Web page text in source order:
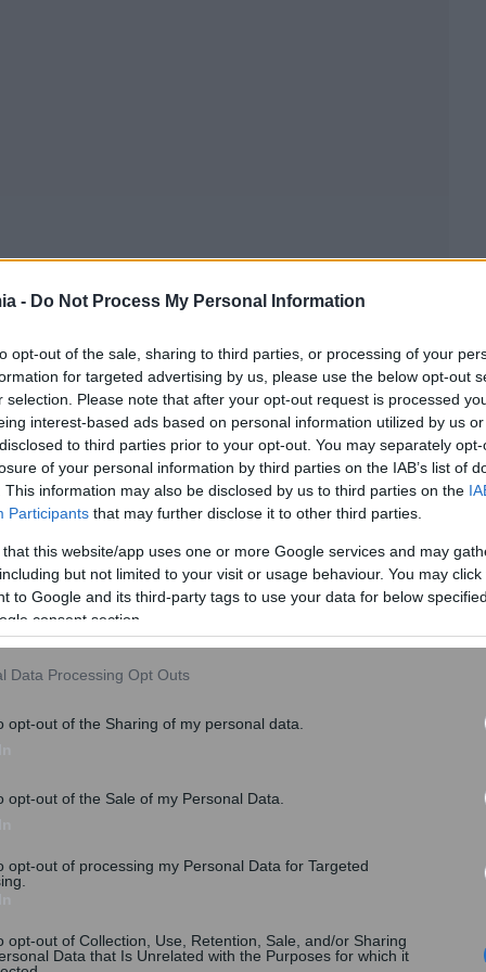
- Do Not Process My Personal Information
opt-out of the sale, sharing to third parties, or processing of your
for targeted advertising by us, please use the below opt-out
selection. Please note that after your opt-out request is processed
interest-based ads based on personal information utilized by us
to third parties prior to your opt-out. You may separately
of your personal information by third parties on the IAB’s list of
This information may also be disclosed by us to third parties on the
Participants that may further disclose it to other third parties.
that this website/app uses one or more Google services and may
but not limited to your visit or usage behaviour. You may
to Google and its third-party tags to use your data for below
consent section.
Data Processing Opt Outs
opt-out of the Sharing of my personal data.
opt-out of the Sale of my Personal Data.
opt-out of processing my Personal Data for Targeted
opt-out of Collection, Use, Retention, Sale, and/or Sharing
Data that Is Unrelated with the Purposes for which it
είναι αποτέλεσμα ουσιαστικού και
πλευρών. Μέσω αυτής διασφαλίζονται δίκαιοι,
ενώ παράλληλα επιλύονται πρακτικά ζητήματα που
μονάδων.
της, επαναβεβαιώνει την πίστη της στη θεσμική
ως τον πιο αποτελεσματικό
Παράλληλα, υπογραμμίζει τη σημασία των
που διασφαλίζουν την προστασία των
προάγουν τη βιωσιμότητα των επιχειρήσεων»